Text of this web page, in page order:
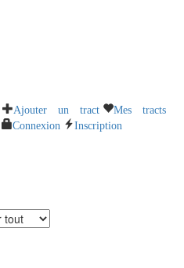
Ajouter un tract
Mes tracts
Connexion
Inscription